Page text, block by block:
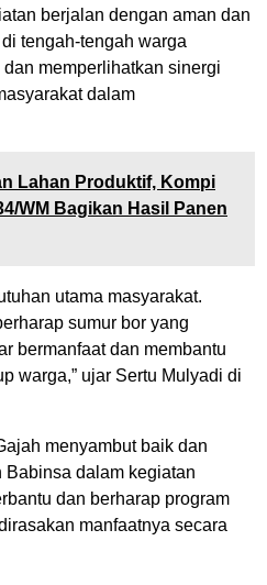
berjalan dengan aman dan
tengah-tengah warga
memperlihatkan sinergi
dalam
Lahan Produktif, Kompi
WM Bagikan Hasil Panen
utama masyarakat.
sumur bor yang
bermanfaat dan membantu
warga,” ujar Sertu Mulyadi di
menyambut baik dan
dalam kegiatan
dan berharap program
manfaatnya secara